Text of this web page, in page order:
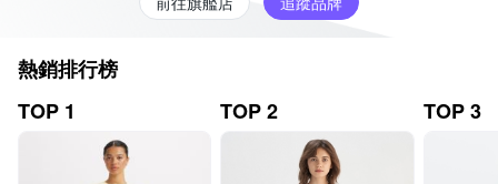
熱銷排行榜
TOP 1
TOP 2 TOP 3